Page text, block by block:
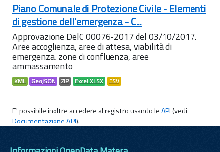
Piano Comunale di Protezione Civile - Elementi
di gestione dell'emergenza - C...
Approvazione DelC 00076-2017 del 03/10/2017.
Aree accoglienza, aree di attesa, viabilità di
emergenza, zone di confluenza, aree
ammassamento
KML GeoJSON ZIP Excel XLSX CSV
E' possibile inoltre accedere al registro usando leAPI(vedi
Documentazione API).